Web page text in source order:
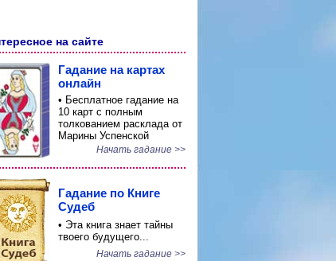
на сайте
Гадание на картах
онлайн
• Бесплатное гадание на
10 карт с полным
толкованием расклада от
Марины Успенской
Начать гадание >>
Гадание по Книге
Судеб
• Эта книга знает тайны
твоего будущего...
Начать гадание >>